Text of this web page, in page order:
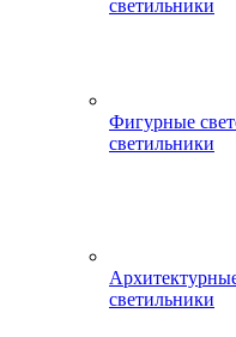
светильники
Фигурные
светильники
светильники